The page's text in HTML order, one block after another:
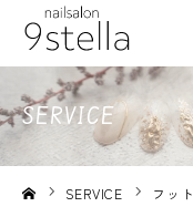
SERVICE
SERVICE フット